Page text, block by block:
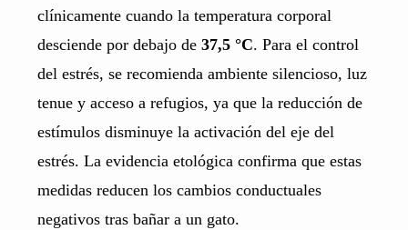
clínicamente cuando la temperatura corporal
desciende por debajo de 37,5 °C. Para el control
del estrés, se recomienda ambiente silencioso, luz
tenue y acceso a refugios, ya que la reducción de
estímulos disminuye la activación del eje del
estrés. La evidencia etológica confirma que estas
medidas reducen los cambios conductuales
negativos tras bañar a un gato.